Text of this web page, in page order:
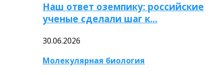
Наш ответ оземпику: российские
ученые сделали шаг к…
30.06.2026
Молекулярная биология